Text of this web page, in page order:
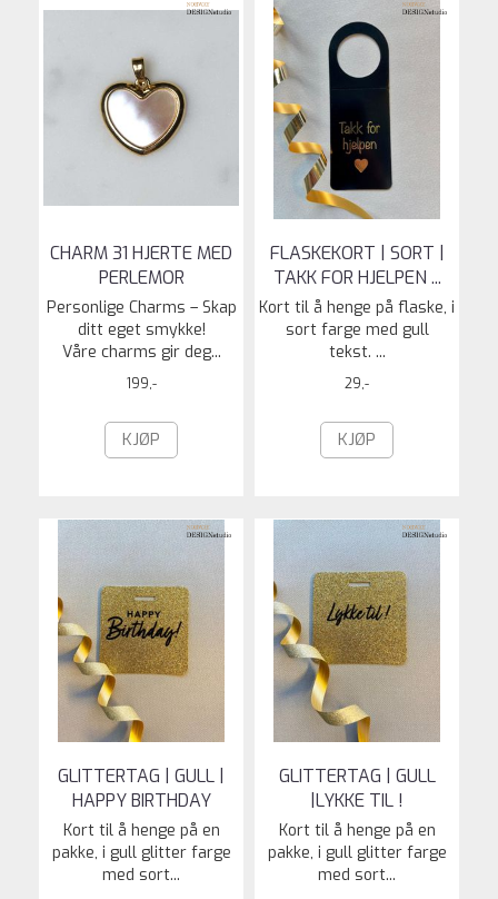
CHARM 31 HJERTE MED
PERLEMOR
Personlige Charms – Skap
ditt eget smykke!
Våre charms gir deg...
199,-
KJØP
FLASKEKORT | SORT |
TAKK FOR HJELPEN ...
Kort til å henge på flaske, i
sort farge med gull
tekst. ...
29,-
KJØP
GLITTERTAG | GULL |
HAPPY BIRTHDAY
Kort til å henge på en
pakke, i gull glitter farge
med sort...
GLITTERTAG | GULL
|LYKKE TIL !
Kort til å henge på en
pakke, i gull glitter farge
med sort...